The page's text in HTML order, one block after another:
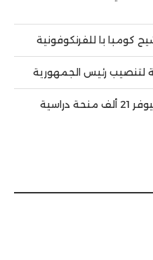
كومبا با للفرنكوفونية
لتنصيب رئيس الجمهورية
بنت الداه: مشروع تمكين المرأة سيوفر 21 ألف منحة دراسية